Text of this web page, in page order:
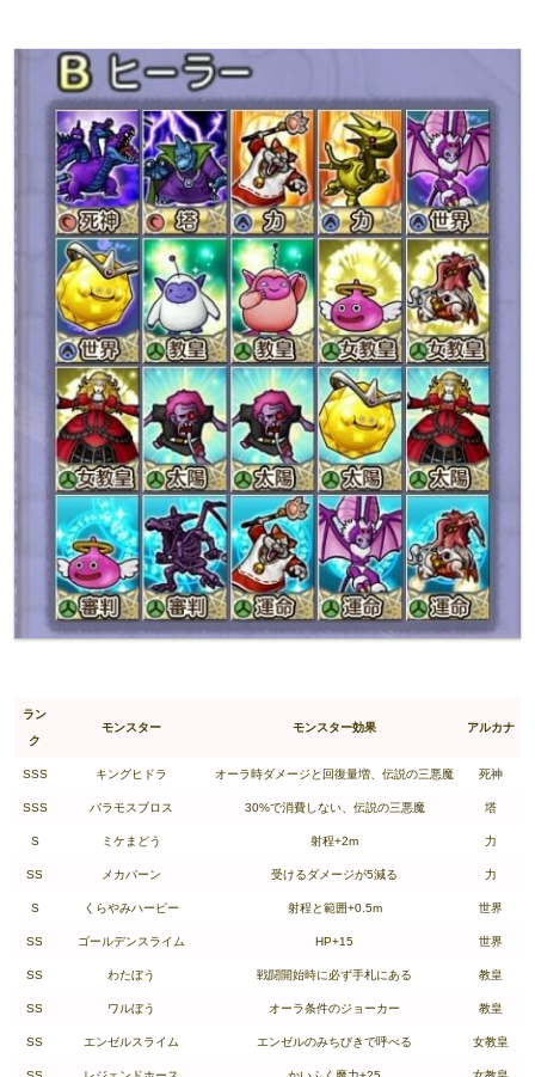
ラン
ク
モンスター モンスター効果 アルカナ
SSS キングヒドラ オーラ時ダメージと回復量増、伝説の三悪魔 死神
SSS バラモスブロス 30%で消費しない、伝説の三悪魔 塔
S ミケまどう 射程+2m 力
SS メカバーン 受けるダメージが5減る 力
S くらやみハーピー 射程と範囲+0.5m 世界
SS ゴールデンスライム HP+15 世界
SS わたぼう 戦闘開始時に必ず手札にある 教皇
SS ワルぼう オーラ条件のジョーカー 教皇
SS エンゼルスライム エンゼルのみちびきで呼べる 女教皇